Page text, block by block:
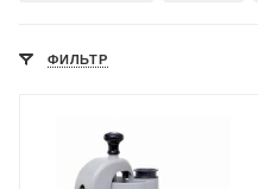
ФИЛЬТР